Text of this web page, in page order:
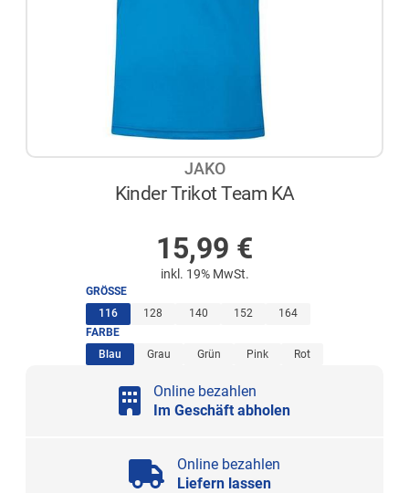
JAKO
Kinder Trikot Team KA
15,99 €
inkl. 19% MwSt.
GRÖSSE
116(ausgewählt)
128 140 152
164
FARBE
Blau (ausgewählt)
Grau Grün Pink Rot
Online bezahlen
Im Geschäft abholen
Online bezahlen
Liefern lassen